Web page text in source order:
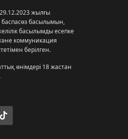
29.12.2023 жылғы
баспасөз басылымын,
басылымды есепке
коммуникация
берілген.
өнімдері 18 жастан